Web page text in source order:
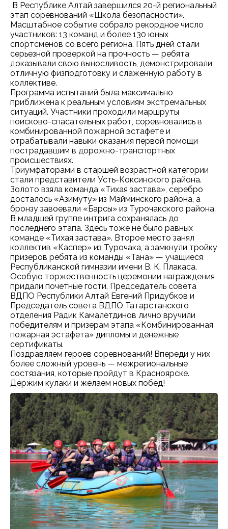
В Республике Алтай завершился 20-й региональный
этап соревнований «Школа безопасности».
Масштабное событие собрало рекордное число
участников: 13 команд и более 130 юных
спортсменов со всего региона. Пять дней стали
серьезной проверкой на прочность — ребята
доказывали свою выносливость, демонстрировали
отличную физподготовку и слаженную работу в
коллективе.
Программа испытаний была максимально
приближена к реальным условиям экстремальных
ситуаций. Участники проходили маршруты
поисково-спасательных работ, соревновались в
комбинированной пожарной эстафете и
отрабатывали навыки оказания первой помощи
пострадавшим в дорожно-транспортных
происшествиях.
Триумфаторами в старшей возрастной категории
стали представители Усть-Коксинского района.
Золото взяла команда «Тихая застава», серебро
досталось «Азимуту» из Майминского района, а
бронзу завоевали «Барсы» из Турочакского района.
В младшей группе интрига сохранялась до
последнего этапа. Здесь тоже не было равных
команде «Тихая застава». Второе место занял
коллектив «Каспер» из Турочака, а замкнули тройку
призеров ребята из команды «Тана» — учащиеся
Республиканской гимназии имени В. К. Плакаса.
Особую торжественность церемонии награждения
придали почетные гости. Председатель совета
ВДПО Республики Алтай Евгений Придубков и
Председатель совета ВДПО Татарстанского
отделения Радик Камалетдинов лично вручили
победителям и призерам этапа «Комбинированная
пожарная эстафета» дипломы и денежные
сертификаты.
Поздравляем героев соревнований! Впереди у них
более сложный уровень — межрегиональные
состязания, которые пройдут в Красноярске.
Держим кулаки и желаем новых побед!